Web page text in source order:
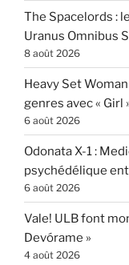
The Spacelords :
Uranus Omnibus
8 août 2026
Heavy Set
genres avec « Girl
6 août 2026
Odonata X-1 :
psychédélique
6 août 2026
Vale! ULB font
Devórame »
4 août 2026